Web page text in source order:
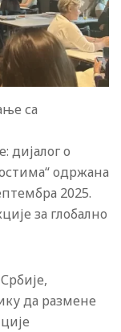
са
дијалог о
одржана
2025.
за глобално
да размене